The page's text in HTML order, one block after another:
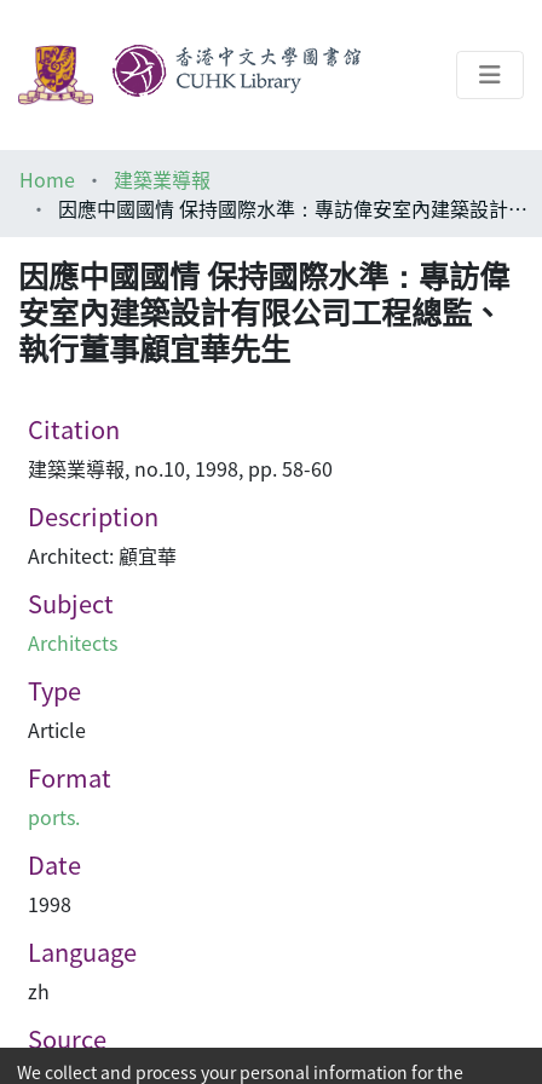
Help
Home
建築業導報
因應中國國情 保持國際水準：專訪偉安室內建築設計有限公司工程總監、執行董事顧宜華先生
因應中國國情 保持國際水準：專訪偉
安室內建築設計有限公司工程總監、
執行董事顧宜華先生
Citation
建築業導報, no.10, 1998, pp. 58-60
Description
Architect: 顧宜華
Subject
Architects
Type
Article
Format
ports.
Date
1998
Language
zh
Source
We collect and process your personal information for the